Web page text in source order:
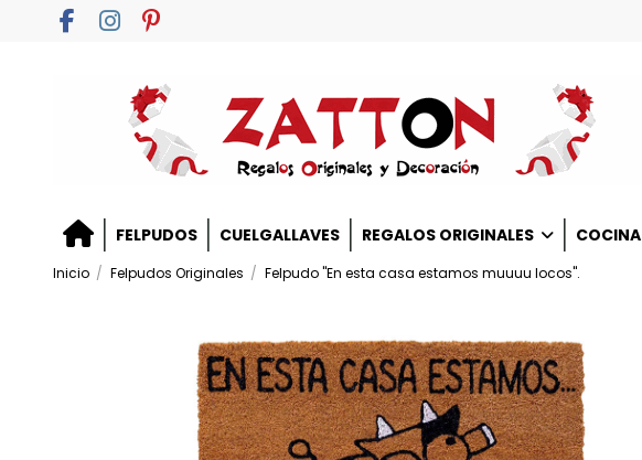
FELPUDOS CUELGALLAVES REGALOS ORIGINALES COCINA
Inicio Felpudos Originales Felpudo "En esta casa estamos muuuu locos".